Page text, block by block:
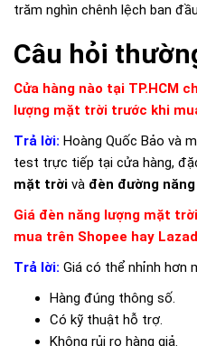
trăm nghìn chênh lệch ban
Câu hỏi
Cửa hàng nào tại TP.HCM
lượng mặt trời trước khi
Trả lời: Hoàng Quốc Bảo và
test trực tiếp tại cửa hàng,
mặt trời và đèn đường
Giá đèn năng lượng mặt
mua trên Shopee hay
Trả lời: Giá có thể nhỉnh hơn
Hàng đúng thông số.
Có kỹ thuật hỗ trợ.
Không rủi ro hàng giả.